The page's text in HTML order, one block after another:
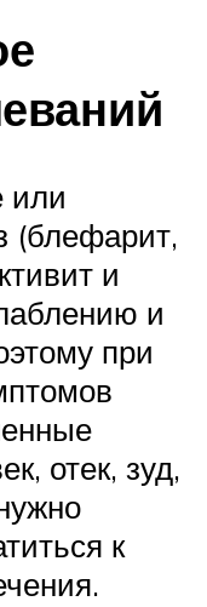
или
(блефарит,
и
и
при
отек, зуд,
к